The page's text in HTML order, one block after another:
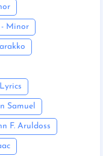
- Minor
Samuel
F. Aruldoss